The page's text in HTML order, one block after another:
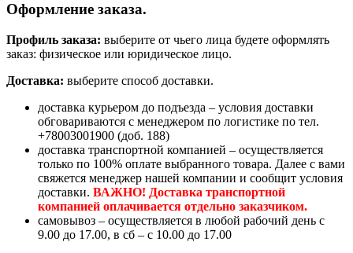
Оформление заказа.
Профиль заказа: выберите от чьего лица будете оформлять
заказ: физическое или юридическое лицо.
Доставка: выберите способ доставки.
доставка курьером до подъезда – условия доставки
обговариваются с менеджером по логистике по тел.
+78003001900 (доб. 188)
доставка транспортной компанией – осуществляется
только по 100% оплате выбранного товара. Далее с вами
свяжется менеджер нашей компании и сообщит условия
доставки. ВАЖНО! Доставка транспортной
компанией оплачивается отдельно заказчиком.
самовывоз – осуществляется в любой рабочий день с
9.00 до 17.00, в сб – с 10.00 до 17.00